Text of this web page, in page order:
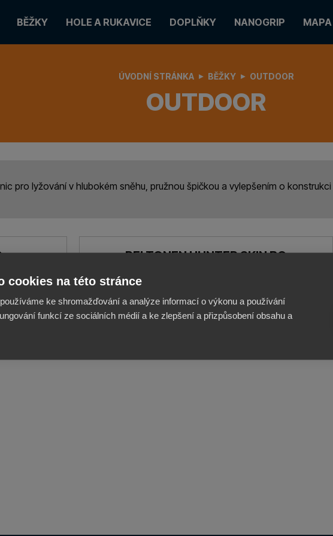
BĚŽKY HOLE A RUKAVICE DOPLŇKY NANOGRIP
OUTDOOR
ÚVODNÍ STRÁNKA BĚŽKY OUTDOOR
pro lyžování v hlubokém sněhu, pružnou špičkou a vylepšením o
pro
špička.
PELTONEN HUNTER SKIN BC
Extra široká lyže s nemazací skluznicí určená pro
myslivce.
cookies na této stránce
ke shromažďování a analýze informací o výkonu a používání
funkcí ze sociálních médií a ke zlepšení a přizpůsobení obsahu a